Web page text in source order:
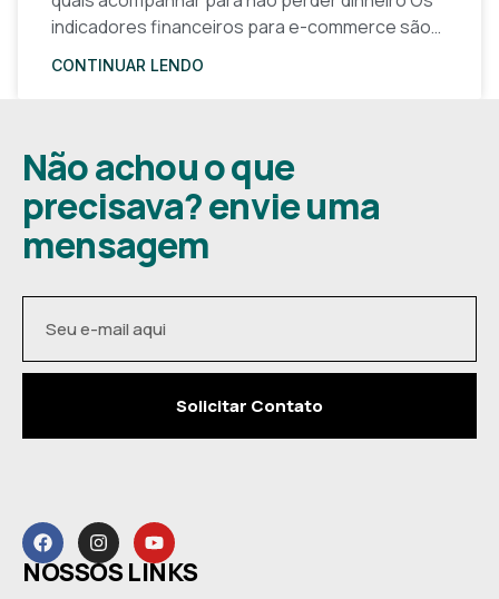
indicadores financeiros para e-commerce são a
base de qualquer decisão inteligente em uma
CONTINUAR LENDO
Não achou o que
precisava? envie uma
mensagem
Solicitar Contato
NOSSOS LINKS